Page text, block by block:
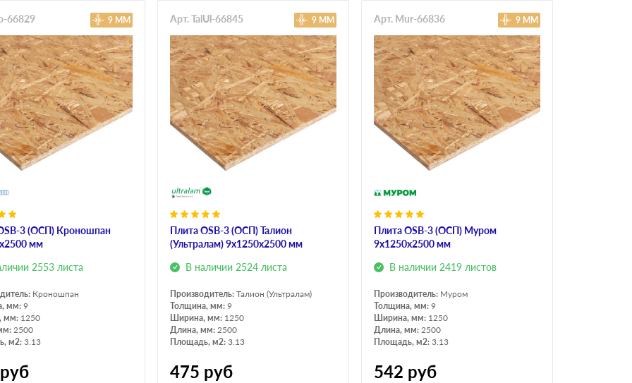
3 (ОСП) Кроношпан
мм
2553 листа
66829 9 ММ
Кроношпан
мм:9
мм: 1250
2500
м2:3.13
руб
Плита OSB-3 (ОСП) Талион
(Ультралам) 9х1250х2500 мм
В наличии 2524 листа
Арт. TalUl-66845 9 ММ
Производитель: Талион (Ультралам)
Толщина, мм: 9
Ширина, мм: 1250
Длина, мм: 2500
Площадь, м2: 3.13
475 руб
Плита OSB-3 (ОСП) Муром
9х1250х2500 мм
В наличии 2419 листов
Арт. Mur-66836 9 ММ
Производитель: Муром
Толщина, мм: 9
Ширина, мм: 1250
Длина, мм: 2500
Площадь, м2: 3.13
542 руб